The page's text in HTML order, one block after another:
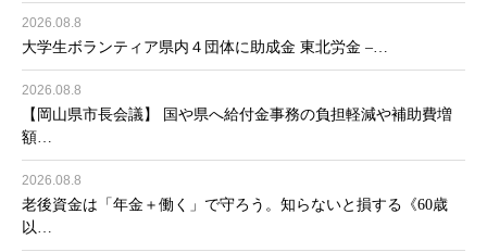
2026.08.8
大学生ボランティア県内４団体に助成金 東北労金 –…
2026.08.8
【岡山県市長会議】 国や県へ給付金事務の負担軽減や補助費増
額…
2026.08.8
老後資金は「年金＋働く」で守ろう。知らないと損する《60歳
以…